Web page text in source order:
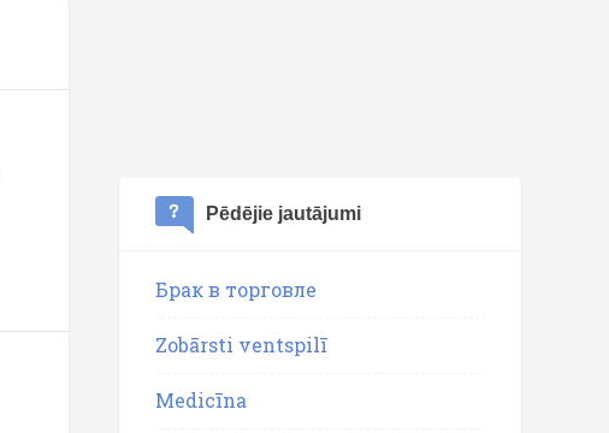
Pēdējie jautājumi
Брак в торговле
Zobārsti ventspilī
Medicīna